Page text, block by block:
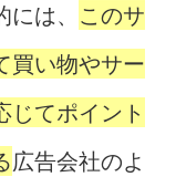
は、 このサ
買い物やサー
じてポイント
広告会社のよ